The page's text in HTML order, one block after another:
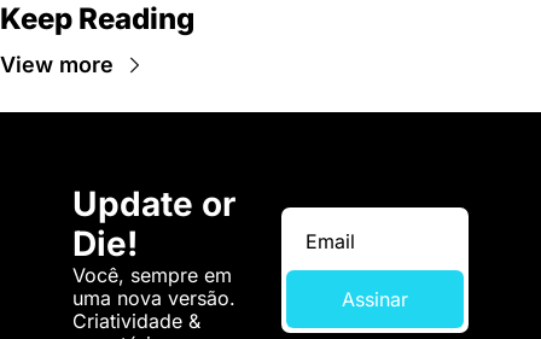
Keep Reading
View more
Update or
Die!
Você, sempre em
uma nova versão.
Criatividade &
Assinar